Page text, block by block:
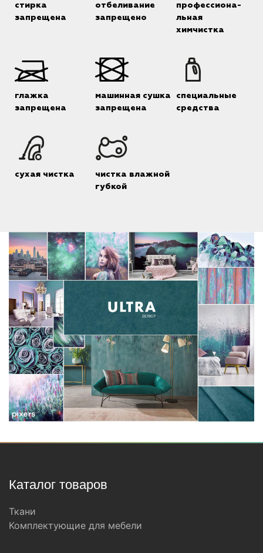
стирка
запрещена
отбеливание
запрещено
профессиона-
льная
химчистка
глажка
запрещена
машинная сушка
запрещена
специальные
средства
сухая чистка
чистка влажной
губкой
Каталог товаров
Ткани
Комплектующие для мебели